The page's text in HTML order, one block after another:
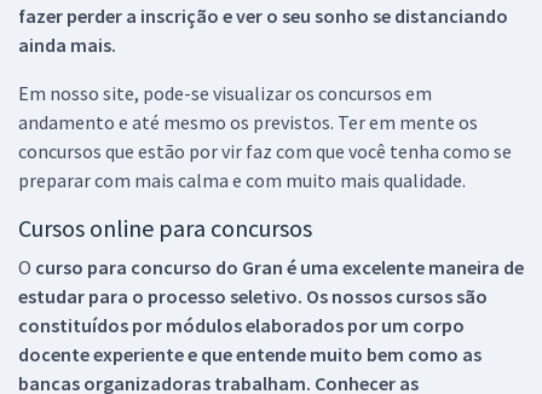
fazer perder a inscrição e ver o seu sonho se distanciando
ainda mais.
Em nosso site, pode-se visualizar os concursos em
andamento e até mesmo os previstos. Ter em mente os
concursos que estão por vir faz com que você tenha como se
preparar com mais calma e com muito mais qualidade.
Cursos online para concursos
O curso para concurso do Gran é uma excelente maneira de
estudar para o processo seletivo. Os nossos cursos são
constituídos por módulos elaborados por um corpo
docente experiente e que entende muito bem como as
bancas organizadoras trabalham. Conhecer as